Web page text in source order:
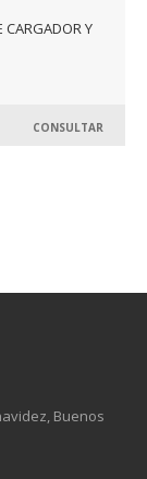
CARGADOR Y
CONSULTAR
Buenos